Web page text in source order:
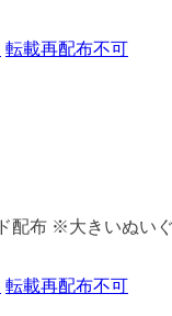
転載再配布不可
ド配布 ※大きいぬい
転載再配布不可